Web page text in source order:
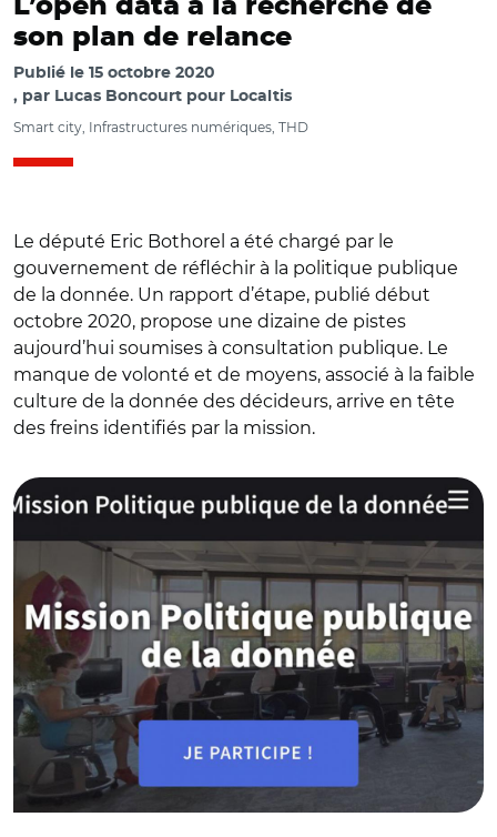
L’open data à la recherche de
son plan de relance
Publié le 15 octobre 2020
par Lucas Boncourt pour Localtis
Smart city, Infrastructures numériques, THD
Le député Eric Bothorel a été chargé par le
gouvernement de réfléchir à la politique publique
de la donnée. Un rapport d’étape, publié début
octobre 2020, propose une dizaine de pistes
aujourd’hui soumises à consultation publique. Le
manque de volonté et de moyens, associé à la faible
culture de la donnée des décideurs, arrive en tête
des freins identifiés par la mission.